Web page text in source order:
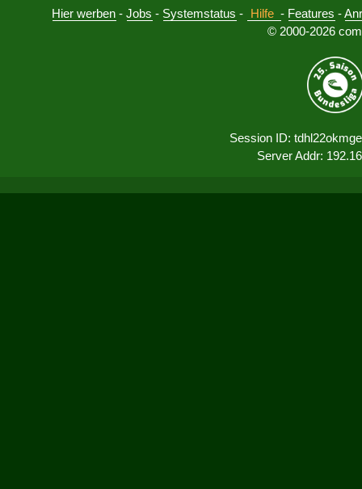
Hier werben -Jobs - Systemstatus - Hilfe - Features -
© 2000-2026
Session ID:
Server Addr: